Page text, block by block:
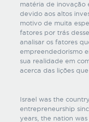
matéria de inovação
devido aos altos
motivo de muita
fatores por trás
analisar os fatores
empreendedorismo
sua realidade em
acerca das lições
Israel was the
entrepreneurship
years, the nation